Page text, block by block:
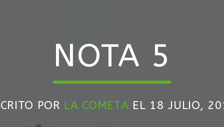
NOTA 5
POR LA COMETA EL 18 JULIO,